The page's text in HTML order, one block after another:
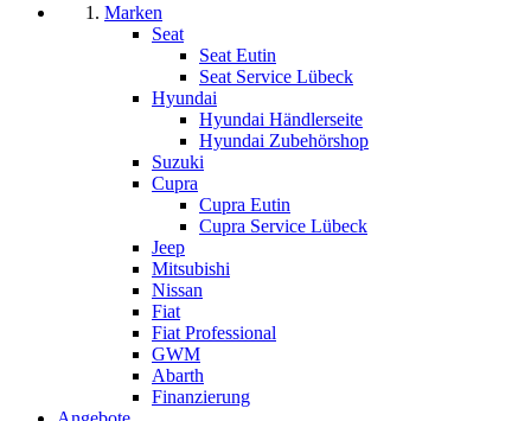
Marken
Seat
Seat Eutin
Seat Service Lübeck
Hyundai
Hyundai Händlerseite
Hyundai Zubehörshop
Suzuki
Cupra
Cupra Eutin
Cupra Service Lübeck
Jeep
Mitsubishi
Nissan
Fiat
Fiat Professional
GWM
Abarth
Finanzierung